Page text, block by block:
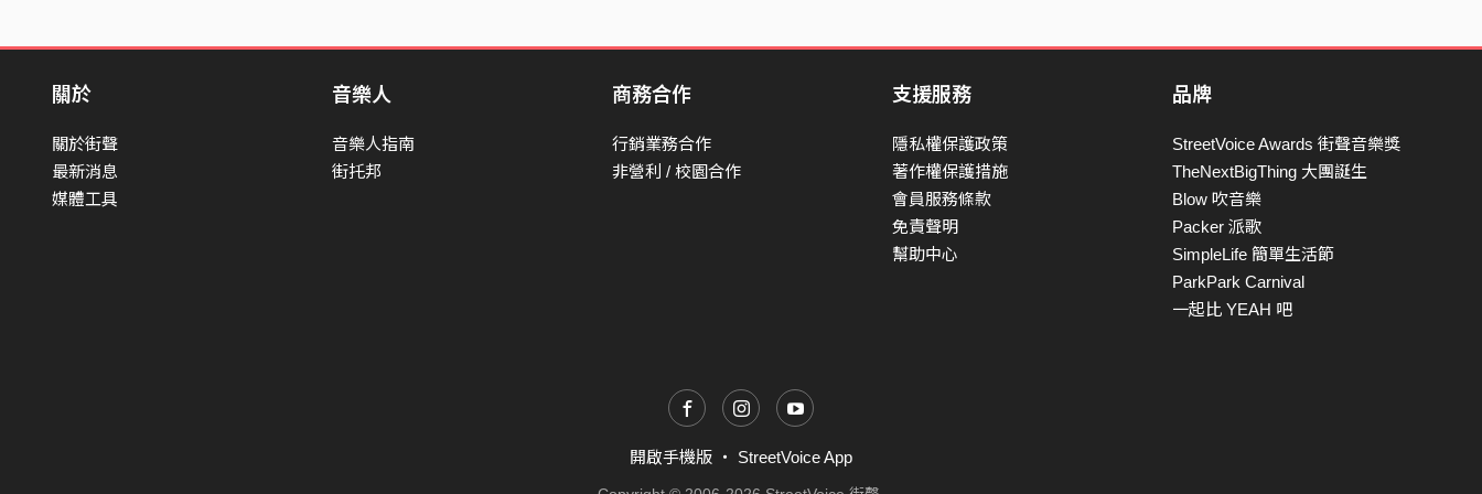
關於
關於街聲
最新消息
媒體工具
音樂人
音樂人指南
街托邦
商務合作
行銷業務合作
非營利 / 校園合作
支援服務
隱私權保護政策
著作權保護措施
會員服務條款
免責聲明
幫助中心
品牌
StreetVoice Awards 街聲音樂獎
TheNextBigThing 大團誕生
Blow 吹音樂
Packer 派歌
SimpleLife 簡單生活節
ParkPark Carnival
一起比 YEAH 吧
開啟手機版 ・ StreetVoice App